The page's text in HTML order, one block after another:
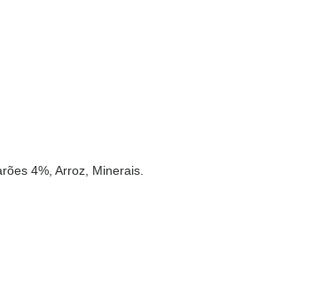
4%, Arroz, Minerais.